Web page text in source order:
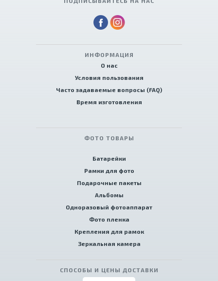
ИНФОРМАЦИЯ
О нас
Условия пользования
Часто задаваемые вопросы (FAQ)
Время изготовления
ФОТО ТОВАРЫ
Батарейки
Рамки для фото
Подарочные пакеты
Альбомы
Одноразовый фотоаппарат
Фото пленка
Крепления для рамок
Зеркальная камера
СПОСОБЫ И ЦЕНЫ ДОСТАВКИ